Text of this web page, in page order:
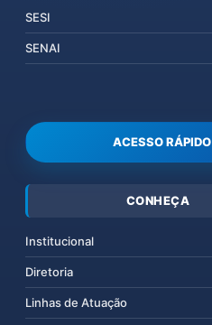
SESI
SENAI
ACESSO RÁPIDO
CONHEÇA
Institucional
Diretoria
Linhas de Atuação